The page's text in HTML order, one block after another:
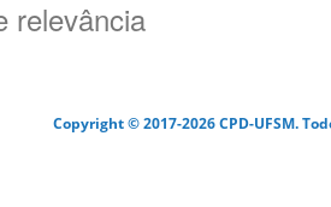
relevância
Copyright © 2017-2026 CPD-UFSM.